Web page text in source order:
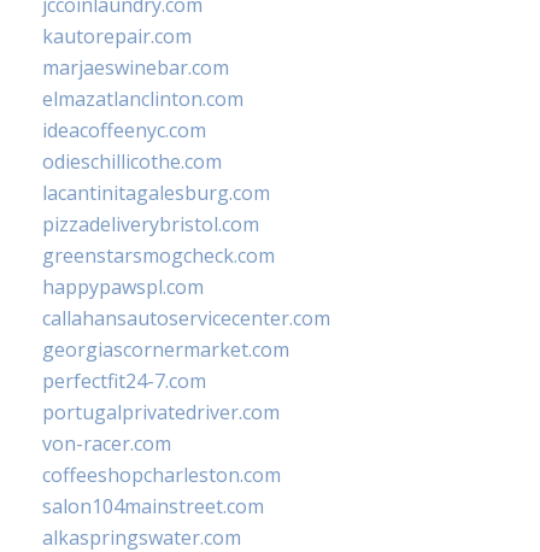
kautorepair.com
marjaeswinebar.com
elmazatlanclinton.com
ideacoffeenyc.com
odieschillicothe.com
lacantinitagalesburg.com
pizzadeliverybristol.com
greenstarsmogcheck.com
happypawspl.com
callahansautoservicecenter.com
georgiascornermarket.com
perfectfit24-7.com
portugalprivatedriver.com
von-racer.com
coffeeshopcharleston.com
salon104mainstreet.com
alkaspringswater.com